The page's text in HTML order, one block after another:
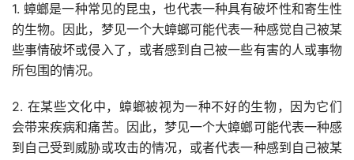
1. 蟑螂是一种常见的昆虫，也代表一种具有破坏性和寄生性
的生物。因此，梦见一个大蟑螂可能代表一种感觉自己被某
些事情破坏或侵入了，或者感到自己被一些有害的人或事物
所包围的情况。
2. 在某些文化中，蟑螂被视为一种不好的生物，因为它们
会带来疾病和痛苦。因此，梦见一个大蟑螂可能代表一种感
到自己受到威胁或攻击的情况，或者代表一种感到自己被某